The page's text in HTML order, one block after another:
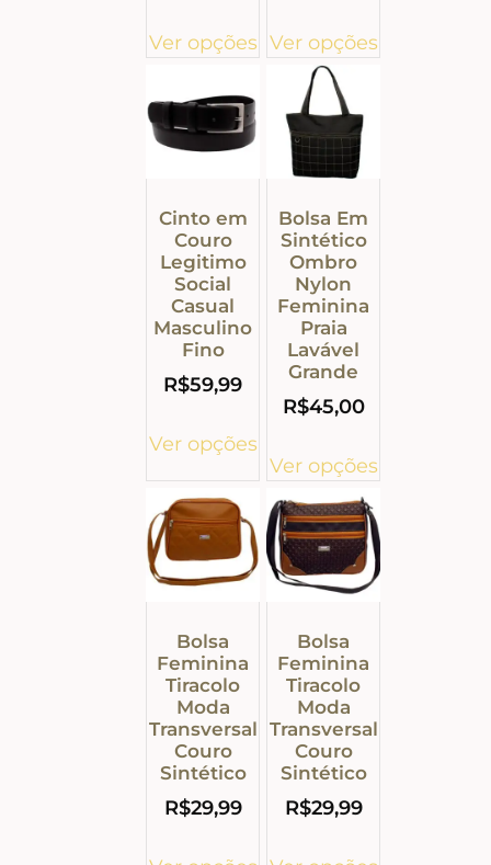
Ver opções Ver opções
Cinto em
Couro
Legitimo
Social
Casual
Masculino
Fino
R$59,99
Ver opções
Bolsa Em
Sintético
Ombro
Nylon
Feminina
Praia
Lavável
Grande
R$45,00
Ver opções
Bolsa
Feminina
Tiracolo
Moda
Transversal
Couro
Sintético
R$29,99
Bolsa
Feminina
Tiracolo
Moda
Transversal
Couro
Sintético
R$29,99